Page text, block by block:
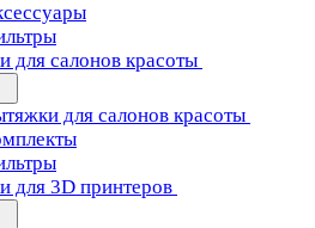
для салонов красоты
для салонов красоты
для 3D принтеров